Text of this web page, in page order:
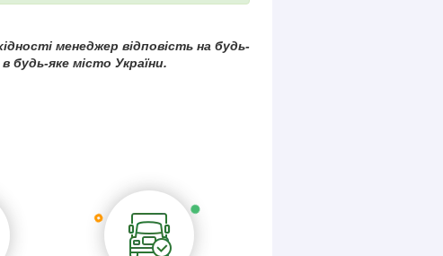
менеджер відповість на будь-
будь-яке місто України.